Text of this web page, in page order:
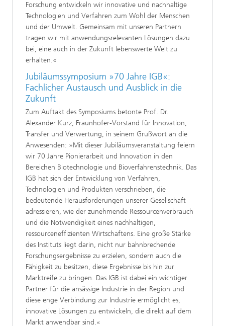
Forschung entwickeln wir innovative und nachhaltige
Technologien und Verfahren zum Wohl der Menschen
und der Umwelt. Gemeinsam mit unseren Partnern
tragen wir mit anwendungsrelevanten Lösungen dazu
bei, eine auch in der Zukunft lebenswerte Welt zu
erhalten.«
Jubiläumssymposium »70 Jahre IGB«:
Fachlicher Austausch und Ausblick in die
Zukunft
Zum Auftakt des Symposiums betonte Prof. Dr.
Alexander Kurz, Fraunhofer-Vorstand für Innovation,
Transfer und Verwertung, in seinem Grußwort an die
Anwesenden: »Mit dieser Jubiläumsveranstaltung feiern
wir 70 Jahre Pionierarbeit und Innovation in den
Bereichen Biotechnologie und Bioverfahrenstechnik. Das
IGB hat sich der Entwicklung von Verfahren,
Technologien und Produkten verschrieben, die
bedeutende Herausforderungen unserer Gesellschaft
adressieren, wie der zunehmende Ressourcenverbrauch
und die Notwendigkeit eines nachhaltigen,
ressourceneffizienten Wirtschaftens. Eine große Stärke
des Instituts liegt darin, nicht nur bahnbrechende
Forschungsergebnisse zu erzielen, sondern auch die
Fähigkeit zu besitzen, diese Ergebnisse bis hin zur
Marktreife zu bringen. Das IGB ist dabei ein wichtiger
Partner für die ansässige Industrie in der Region und
diese enge Verbindung zur Industrie ermöglicht es,
innovative Lösungen zu entwickeln, die direkt auf dem
Markt anwendbar sind.«